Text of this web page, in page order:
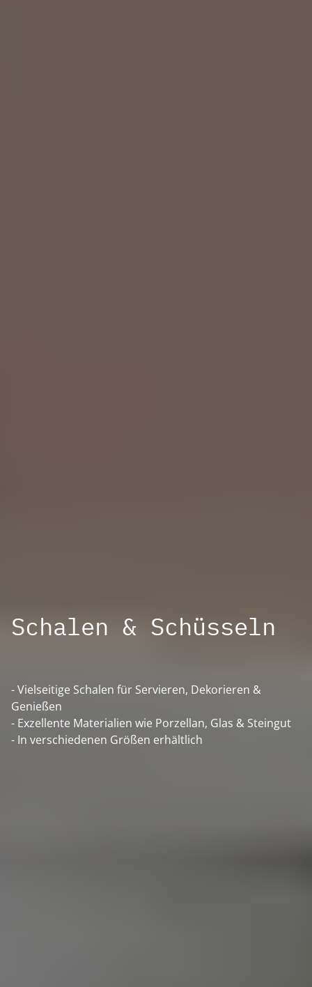
Schalen & Schüsseln
- Vielseitige Schalen für Servieren, Dekorieren &
Genießen
- Exzellente Materialien wie Porzellan, Glas & Steingut
- In verschiedenen Größen erhältlich